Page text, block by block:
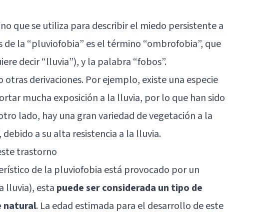
que se utiliza para describir el miedo persistente a
de la “pluviofobia” es el término “ombrofobia”, que
decir “lluvia”), y la palabra “fobos”.
derivaciones. Por ejemplo, existe una especie
mucha exposición a la lluvia, por lo que han sido
lado, hay una gran variedad de vegetación a la
a su alta resistencia a la lluvia.
trastorno
de la pluviofobia está provocado por un
lluvia), esta puede ser considerada un tipo de
natural. La edad estimada para el desarrollo de este